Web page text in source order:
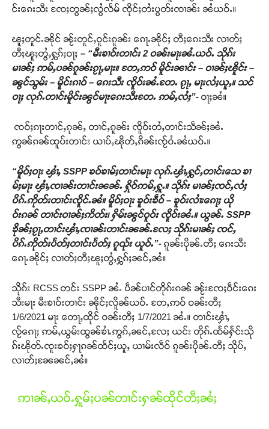
င်းၵေးသီး ၸႄႈတွၼ်ႈလွႆလႅမ် ၸိုင်ႈတႆးပွတ်းၸၢၼ်း ၼႆယဝ်ႉ။
ၽူႈတူင်ႉၼိုင် ၼႂ်းတူင်ႇဝူင်းၵူၼ်း ၵေႃႉၼိုင်ႈ တီႈၵေးသီး လၢတ်ႈ
တီႈၽူႈတွႆႇႁွၵ်ႈဝႃႈ – “မီးၶၢဝ်းတၢင်း 2 ဝၼ်းမႃးၼႆႉယဝ်ႉ သိုၵ်း
မၢၼ်ႈ ဢမ်ႇပၼ်ၵူၼ်းၵႂႃႇမႃး။ တႄႇဢဝ် မိူင်းၼၢင်း – ဝၢၼ်ႈၽိူင်း –
ၼွင်သွမ်း – မိူင်းၵၢဝ် – ၵေးသီး ၸိူဝ်းၼႆႉတႄႉ ၵႂႃႇ မႃးလႆႈယူႇ။ သင်
ဝႃႈ လုၵ်ႉတၢင်းမိူင်းၼွင်မႃးၵေးသီးတႄႉ ဢမ်ႇလႆႈ”- ဝႃႈၼႆ။
ၸဝ်ႈၵႃးတၢင်ႇၵုၼ်ႇ တၢင်ႇၵူၼ်း ၸိူဝ်းတႆႇတၢင်းသဵၼ်ႈၼႆႉ
ဢွၼ်ၵၼ်ထူပ်းတၢင်း ယၢပ်ႇၽိုတ်ႇၵိၼ်းၸႂ်ဝႆႉၼႆယဝ်ႉ။
“မိူဝ်ႈဝႃး ၾၢႆႇ SSPP ၶဝ်ၶၢမ်ႈတၢင်းမႃး လုၵ်ႉၾၢႆႇႁွင်ႇတၢင်းသေ ၶၢ
မ်ႈမႃး ၾၢႆႇၸၢၼ်းတၢင်းၼၼ်ႉ ႁိုဝ်ဢမ်ႇႁူႉ။ သိုၵ်း မၢၼ်ႈၸင်ႇလႆႈ
ပိၵ်ႉဢိုတ်းတၢင်းၸိူင်ႉၼႆ။ မိူဝ်ႈဝႃး ၶူဝ်းၶဵဝ် – ၶူဝ်းလၢႆးၵေႃႈ ယို
ဝ်းၵၼ် တၢင်းဝၢၼ်ႈဢိတ်း၊ ႁိမ်းၼွင်ဝူဝ်း ၸိူဝ်းၼႆႉ။ ယွၼ်ႉ SSPP
ၶိုၼ်ႈၵႂႃႇတၢင်းၾၢႆႇၸၢၼ်းတၢင်းၼၼ်ႉလႄႈ သိုၵ်းမၢၼ်ႈ ၸင်ႇ
ပိၵ်ႉဢိုတ်းပႅတ်ႈတၢင်းပႅတ်ႈ ၵူၺ်း ယူဝ်ႉ”- ၵူၼ်းပိုၼ်ႉတီႈ ၵေးသီး
ၵေႃႉၼိုင်ႈ လၢတ်ႈတီႈၽူႈတွႆႇႁွၵ်ႈၼင်ႇၼႆ။
သိုၵ်း RCSS တင်း SSPP ၼႆႉ ပဵၼ်ပၢင်တိုၵ်းၵၼ် ၼႂ်းၸႄႈဝဵင်းၵေး
သီးမႃး မီးၶၢဝ်းတၢင်း ၼိုင်ႈလိူၼ်ယဝ်ႉ တႄႇဢဝ် ဝၼ်းတီႈ
1/6/2021 မႃး တေႃႇထိုင် ဝၼ်းတီႈ 1/7/2021 ၼႆႉ။ တၢင်းၾၢႆႇ
လႂ်ၵေႃႈ ဢမ်ႇယွမ်းထွၼ်ၶၢႆႉဢွၵ်ႇၼင်ႇလႄႈ ယင်း တိုၵ်ႉထႅမ်ႁႅင်းသို
ၵ်းၽိုတ်ႉၸူးၶဝ်ႈႁႃၵၼ်ထႅင်ႈယူႇ ယၢမ်းလဵဝ် ၵူၼ်းပိုၼ်ႉတီႈ သိုပ်ႇ
လၢတ်ႈၼႄၼင်ႇၼႆ။
ဢၢၼ်ႇယဝ်ႉႁူမ်ႈပၼ်တၢင်းႁၼ်ထိုင်တီႈၼႆႈ